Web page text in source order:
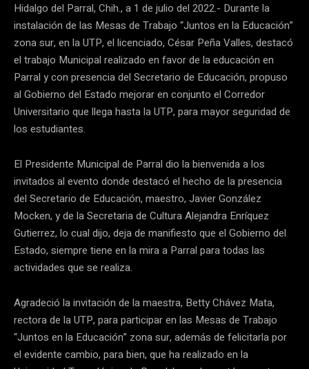
Hidalgo del Parral, Chih., a 1 de julio del 2022.- Durante la
instalación de las Mesas de Trabajo “Juntos en la Educación”
zona sur, en la UTP, el licenciado, César Peña Valles, destacó
el trabajo Municipal realizado en favor de la educación en
Parral y con presencia del Secretario de Educación, propuso
al Gobierno del Estado mejorar en conjunto el Corredor
Universitario que llega hasta la UTP, para mayor seguridad de
los estudiantes.
El Presidente Municipal de Parral dio la bienvenida a los
invitados al evento donde destacó el hecho de la presencia
del Secretario de Educación, maestro, Javier González
Mocken, y de la Secretaria de Cultura Alejandra Enríquez
Gutierrez, lo cual dijo, deja de manifiesto que el Gobierno del
Estado, siempre tiene en la mira a Parral para todas las
actividades que se realiza.
Agradeció la invitación de la maestra, Betty Chávez Mata,
rectora de la UTP, para participar en las Mesas de Trabajo
“Juntos en la Educación” zona sur, además de felicitarla por
el evidente cambio, para bien, que ha realizado en la